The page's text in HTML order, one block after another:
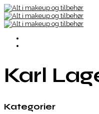
Karl
Kategorier